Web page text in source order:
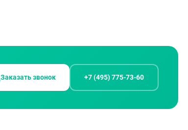
Заказать звонок +7 (495) 775-73-60